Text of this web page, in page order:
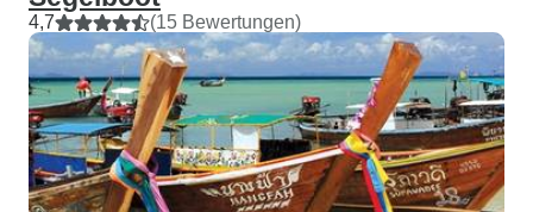
4,7 (15 Bewertungen)